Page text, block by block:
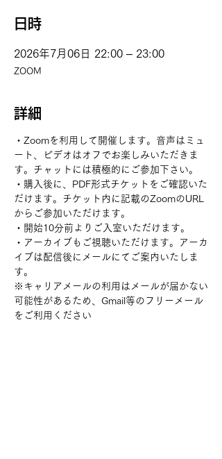
日時
2026年7月06日 22:00 – 23:00
ZOOM
詳細
・Zoomを利用して開催します。音声はミュ
ート、ビデオはオフでお楽しみいただきま
す。チャットには積極的にご参加下さい。
・購入後に、PDF形式チケットをご確認いた
だけます。チケット内に記載のZoomのURL
からご参加いただけます。
・開始10分前よりご入室いただけます。
・アーカイブもご視聴いただけます。アーカ
イブは配信後にメールにてご案内いたしま
す。
※キャリアメールの利用はメールが届かない
可能性があるため、Gmail等のフリーメール
をご利用ください